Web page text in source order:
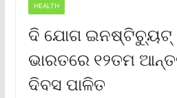
HEALTH
ଦି ଯୋଗ
ଭାରତରେ ୧୨ତମ
ଦିବସ ପାଳିତ